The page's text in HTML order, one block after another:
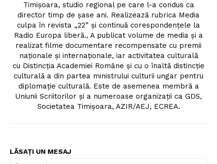
Timişoara, studio regional pe care l-a condus ca
director timp de şase ani. Realizează rubrica Media
culpa în revista „22” și continuă corespondențele la
Radio Europa liberă., A publicat volume de media și a
realizat filme documentare recompensate cu premii
naționale și internaționale, iar activitatea culturală
cu Distincția Academiei Române și cu o înaltă distincție
culturală a din partea ministrului culturii ungar pentru
diplomație culturală. Este de asemenea membră a
Uniunii Scriitorilor și a numeroase organizații ca GDS,
Societatea Timișoara, AZIR/AEJ, ECREA.
LĂSAȚI UN MESAJ